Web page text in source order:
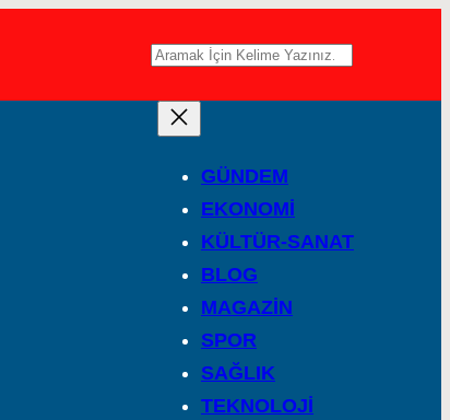
A
GÜNDEM
EKONOMİ
KÜLTÜR-SANAT
BLOG
MAGAZİN
SPOR
SAĞLIK
TEKNOLOJİ